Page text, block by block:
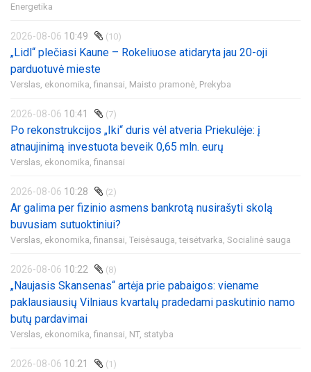
Energetika
2026-08-06 10:49 (10)
„Lidl“ plečiasi Kaune – Rokeliuose atidaryta jau 20-oji
parduotuvė mieste
Verslas, ekonomika, finansai, Maisto pramonė, Prekyba
2026-08-06 10:41 (7)
Po rekonstrukcijos „Iki“ duris vėl atveria Priekulėje: į
atnaujinimą investuota beveik 0,65 mln. eurų
Verslas, ekonomika, finansai
2026-08-06 10:28 (2)
Ar galima per fizinio asmens bankrotą nusirašyti skolą
buvusiam sutuoktiniui?
Verslas, ekonomika, finansai, Teisėsauga, teisėtvarka, Socialinė sauga
2026-08-06 10:22 (8)
„Naujasis Skansenas“ artėja prie pabaigos: viename
paklausiausių Vilniaus kvartalų pradedami paskutinio namo
butų pardavimai
Verslas, ekonomika, finansai, NT, statyba
2026-08-06 10:21 (1)